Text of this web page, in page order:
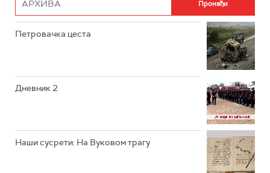
Петровачка цеста
Дневник 2
Наши сусрети: На Вуковом трагу